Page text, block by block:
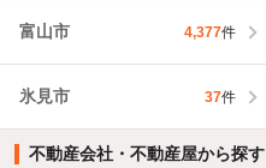
富山市 4,377件
氷見市 37件
不動産会社・不動産屋から探す